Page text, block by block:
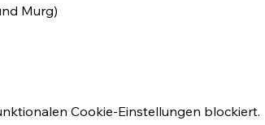
Murg)
Cookie-Einstellungen blockiert.